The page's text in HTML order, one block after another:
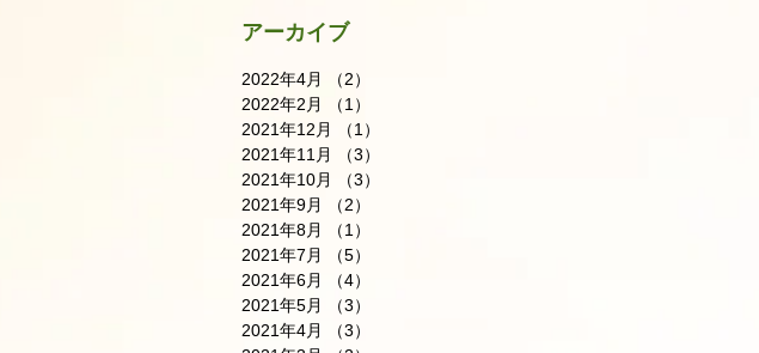
アーカイブ
2022年4月 （2）
2022年2月
（1）
2021年12月
（1）
2021年11月
（3）
2021年10月
（3）
2021年9月
（2）
2021年8月
（1）
2021年7月
（5）
2021年6月
（4）
2021年5月
（3）
2021年4月
（3）